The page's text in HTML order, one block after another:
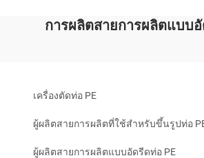
การผลิตสายการผลิตแบบ
เครื่องตัดท่อ PE
ผู้ผลิตสายการผลิตที่ใช้สำหรับขึ้นรูปท่อ
ผู้ผลิตสายการผลิตแบบอัดรีดท่อ PE